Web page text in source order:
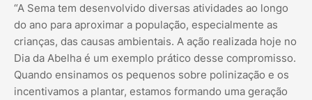
“A Sema tem desenvolvido diversas atividades ao longo
do ano para aproximar a população, especialmente as
crianças, das causas ambientais. A ação realizada hoje no
Dia da Abelha é um exemplo prático desse compromisso.
Quando ensinamos os pequenos sobre polinização e os
incentivamos a plantar, estamos formando uma geração